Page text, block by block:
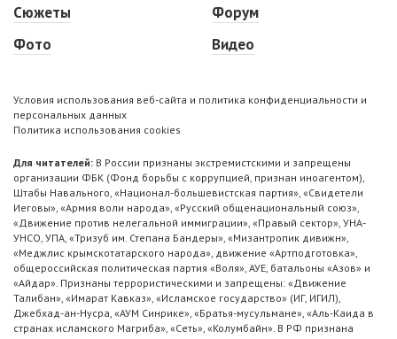
Сюжеты
Фото
Форум
Видео
Условия использования веб-сайта и политика конфиденциальности и
персональных данных
Политика использования cookies
Для читателей: В России признаны экстремистскими и запрещены
организации ФБК (Фонд борьбы с коррупцией, признан иноагентом),
Штабы Навального, «Национал-большевистская партия», «Свидетели
Иеговы», «Армия воли народа», «Русский общенациональный союз»,
«Движение против нелегальной иммиграции», «Правый сектор», УНА-
УНСО, УПА, «Тризуб им. Степана Бандеры», «Мизантропик дивижн»,
«Меджлис крымскотатарского народа», движение «Артподготовка»,
общероссийская политическая партия «Воля», АУЕ, батальоны «Азов» и
«Айдар». Признаны террористическими и запрещены: «Движение
Талибан», «Имарат Кавказ», «Исламское государство» (ИГ, ИГИЛ),
Джебхад-ан-Нусра, «АУМ Синрике», «Братья-мусульмане», «Аль-Каида в
странах исламского Магриба», «Сеть», «Колумбайн». В РФ признана